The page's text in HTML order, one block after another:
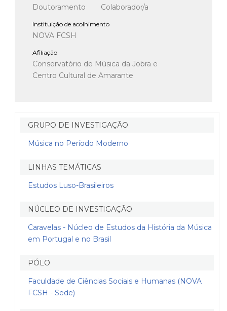
Doutoramento Colaborador/a
Instituição de acolhimento
NOVA FCSH
Afiliação
Conservatório de Música da Jobra e
Centro Cultural de Amarante
GRUPO DE INVESTIGAÇÃO
Música no Período Moderno
LINHAS TEMÁTICAS
Estudos Luso-Brasileiros
NÚCLEO DE INVESTIGAÇÃO
Caravelas - Núcleo de Estudos da História da Música
em Portugal e no Brasil
PÓLO
Faculdade de Ciências Sociais e Humanas (NOVA
FCSH - Sede)